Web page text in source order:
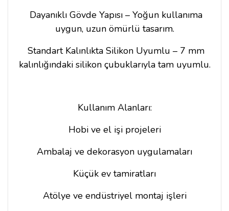
Dayanıklı Gövde Yapısı – Yoğun kullanıma
uygun, uzun ömürlü tasarım.
Standart Kalınlıkta Silikon Uyumlu – 7 mm
kalınlığındaki silikon çubuklarıyla tam uyumlu.
Kullanım Alanları:
Hobi ve el işi projeleri
Ambalaj ve dekorasyon uygulamaları
Küçük ev tamiratları
Atölye ve endüstriyel montaj işleri